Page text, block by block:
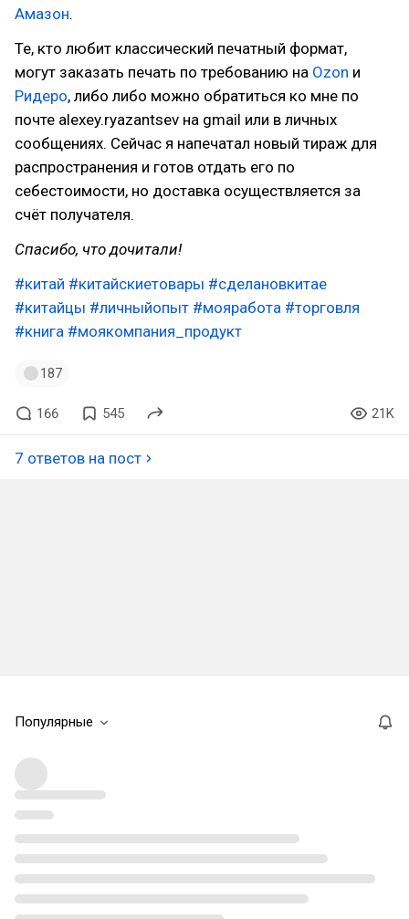
Амазон.
Те, кто любит классический печатный формат,
могут заказать печать по требованию на Ozon и
Ридеро, либо либо можно обратиться ко мне по
почте alexey.ryazantsev на gmail или в личных
сообщениях. Сейчас я напечатал новый тираж для
распространения и готов отдать его по
себестоимости, но доставка осуществляется за
счёт получателя.
Спасибо, что дочитали!
#китай #китайскиетовары #сделановкитае
#китайцы #личныйопыт #мояработа #торговля
#книга #моякомпания_продукт
187
166 545 21K
7 ответов на пост
Популярные